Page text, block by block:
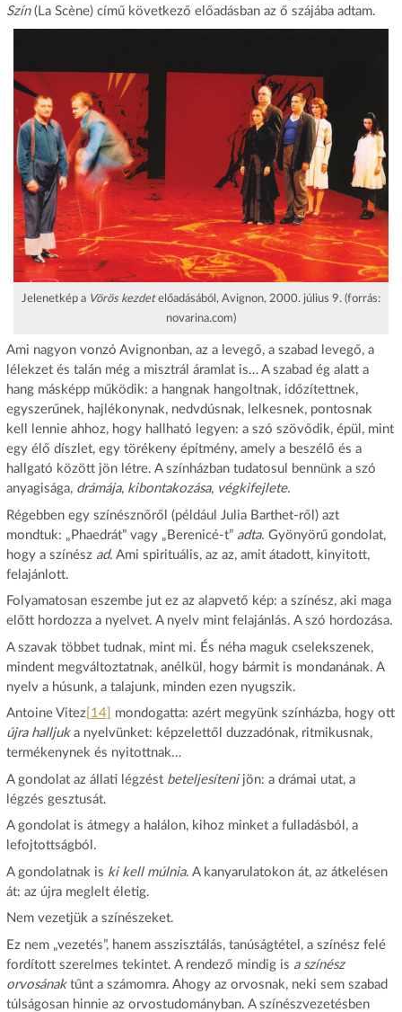
Szín(La Scène) című következő előadásban az ő szájába adtam.
Jelenetkép a Vörös kezdetelőadásából, Avignon, 2000. július 9. (forrás:
novarina.com)
Ami nagyon vonzó Avignonban, az a levegő, a szabad levegő, a
lélekzet és talán még a misztrál áramlat is… A szabad ég alatt a
hang másképp működik: a hangnak hangoltnak, időzítettnek,
egyszerűnek, hajlékonynak, nedvdúsnak, lelkesnek, pontosnak
kell lennie ahhoz, hogy hallható legyen: a szó szövődik, épül, mint
egy élő díszlet, egy törékeny építmény, amely a beszélő és a
hallgató között jön létre. A színházban tudatosul bennünk a szó
anyagisága, drámája, kibontakozása, végkifejlete.
Régebben egy színésznőről (például Julia Barthet-ről) azt
mondtuk: „Phaedrát” vagy „Berenicé-t” adta. Gyönyörű gondolat,
hogy a színész ad. Ami spirituális, az az, amit átadott, kinyitott,
felajánlott.
Folyamatosan eszembe jut ez az alapvető kép: a színész, aki maga
előtt hordozza a nyelvet. A nyelv mint felajánlás. A szó hordozása.
A szavak többet tudnak, mint mi. És néha maguk cselekszenek,
mindent megváltoztatnak, anélkül, hogy bármit is mondanának. A
nyelv a húsunk, a talajunk, minden ezen nyugszik.
Antoine Vitez[14]
mondogatta: azért megyünk színházba, hogy ott
újra halljuka nyelvünket: képzelettől duzzadónak, ritmikusnak,
termékenynek és nyitottnak…
A gondolat az állati légzéstbeteljesíteni jön: a drámai utat, a
légzés gesztusát.
A gondolat is átmegy a halálon, kihoz minket a fulladásból, a
lefojtottságból.
A gondolatnak is ki kell múlnia. A kanyarulatokon át, az átkelésen
át: az újra meglelt életig.
Nem vezetjük a színészeket.
Ez nem „vezetés”, hanem asszisztálás, tanúságtétel, a színész felé
fordított szerelmes tekintet. A rendező mindig is a színész
orvosánaktűnt a számomra. Ahogy az orvosnak, neki sem szabad
túlságosan hinnie az orvostudományban. A színészvezetésben